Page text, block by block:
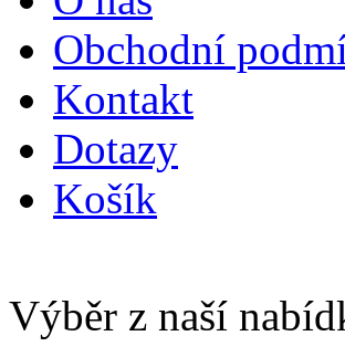
Obchodní
Kontakt
Dotazy
Košík
Výběr z naší